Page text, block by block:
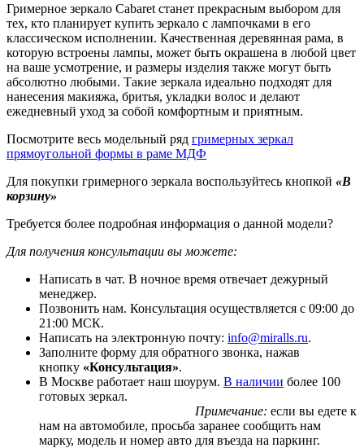
Гримерное зеркало Cabaret станет прекрасным выбором для
тех, кто планирует купить зеркало с лампочками в его
классическом исполнении. Качественная деревянная рама, в
которую встроены лампы, может быть окрашена в любой цвет
на ваше усмотрение, и размеры изделия также могут быть
абсолютно любыми. Такие зеркала идеально подходят для
нанесения макияжа, бритья, укладки волос и делают
ежедневный уход за собой комфортным и приятным.
Посмотрите весь модельный ряд гримерных зеркал
прямоугольной формы в раме МДФ
Для покупки гримерного зеркала воспользуйтесь кнопкой «В
корзину»
Требуется более подробная информация о данной модели?
Для получения консультации вы можете:
Написать в чат. В ночное время отвечает дежурный
менеджер.
Позвонить нам. Консультация осуществляется с 09:00 до
21:00 МСК.
Написать на электронную почту: info@miralls.ru.
Заполните форму для обратного звонка, нажав
кнопку «Консультация».
В Москве работает наш шоурум. В наличии более 100
готовых зеркал.
Примечание: если вы едете к
нам на автомобиле, просьба заранее сообщить нам
марку, модель и номер авто для въезда на паркинг.